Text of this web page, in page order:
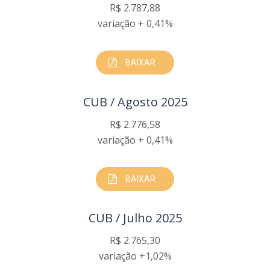
R$ 2.787,88
variação + 0,41%
BAIXAR
CUB / Agosto 2025
R$ 2.776,58
variação + 0,41%
BAIXAR
CUB / Julho 2025
R$ 2.765,30
variação +1,02%